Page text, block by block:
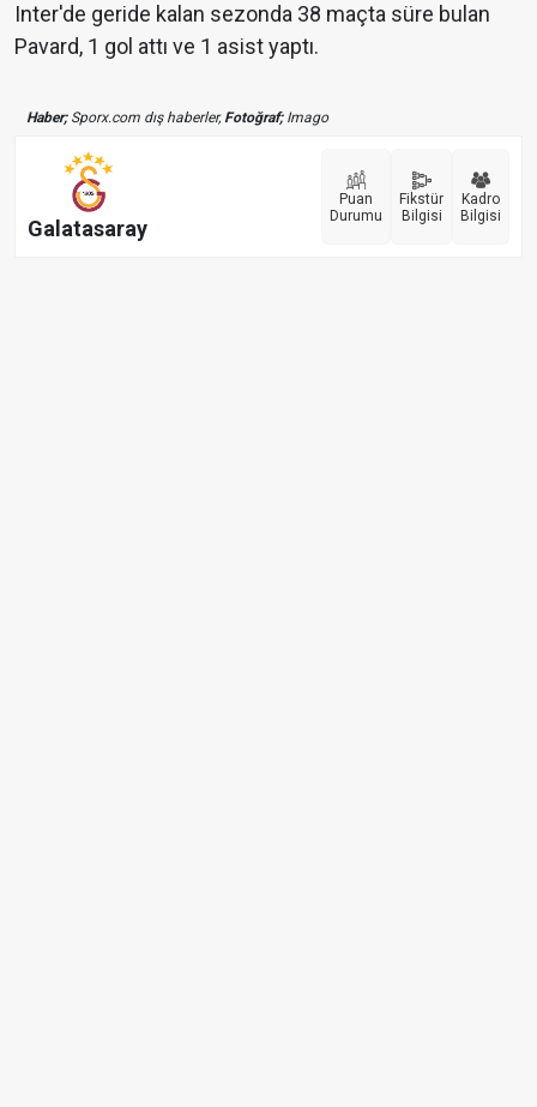
Inter'de geride kalan sezonda 38 maçta süre bulan
Pavard, 1 gol attı ve 1 asist yaptı.
Haber;Sporx.com dış haberler,Fotoğraf;Imago
Galatasaray
Puan
Durumu
Fikstür
Bilgisi
Kadro
Bilgisi